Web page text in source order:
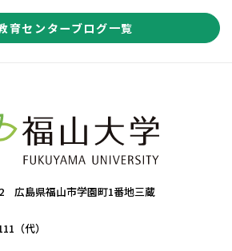
育センターブログ一覧
広島県福山市学園町1番地三蔵
（代）